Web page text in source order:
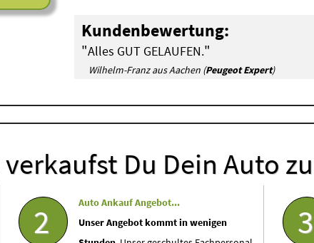
Kundenbewertung:
"Alles GUT GELAUFEN."
Wilhelm-Franz aus Aachen (Peugeot Expert)
verkaufst Du Dein Auto
2
Auto Ankauf Angebot...
Unser Angebot kommt in wenigen
3